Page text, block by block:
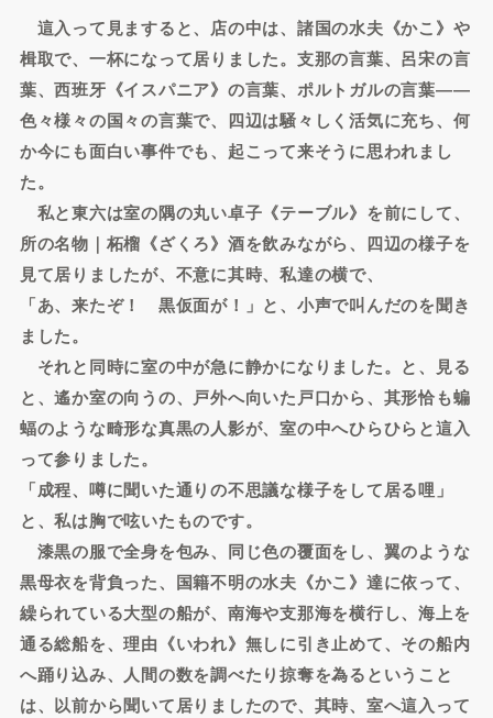
這入って見ますると、店の中は、諸国の水夫《かこ》や
楫取で、一杯になって居りました。支那の言葉、呂宋の言
葉、西班牙《イスパニア》の言葉、ポルトガルの言葉――
色々様々の国々の言葉で、四辺は騒々しく活気に充ち、何
か今にも面白い事件でも、起こって来そうに思われまし
た。
私と東六は室の隅の丸い卓子《テーブル》を前にして、
所の名物｜柘榴《ざくろ》酒を飲みながら、四辺の様子を
見て居りましたが、不意に其時、私達の横で、
「あ、来たぞ！ 黒仮面が！」と、小声で叫んだのを聞き
ました。
それと同時に室の中が急に静かになりました。と、見る
と、遙か室の向うの、戸外へ向いた戸口から、其形恰も蝙
蝠のような畸形な真黒の人影が、室の中へひらひらと這入
って参りました。
「成程、噂に聞いた通りの不思議な様子をして居る哩」
と、私は胸で呟いたものです。
漆黒の服で全身を包み、同じ色の覆面をし、翼のような
黒母衣を背負った、国籍不明の水夫《かこ》達に依って、
繰られている大型の船が、南海や支那海を横行し、海上を
通る総船を、理由《いわれ》無しに引き止めて、その船内
へ踊り込み、人間の数を調べたり掠奪を為るということ
は、以前から聞いて居りましたので、其時、室へ這入って